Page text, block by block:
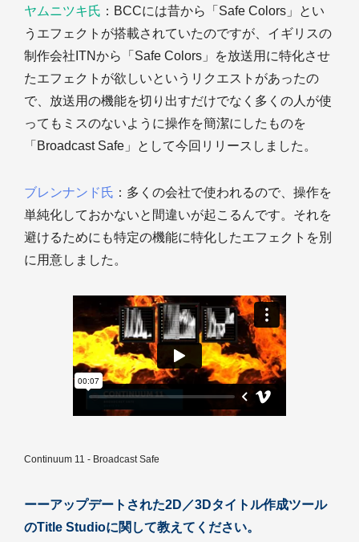
ヤムニツキ氏 ：BCCには昔から「Safe Colors」とい
うエフェクトが搭載されていたのですが、イギリスの
制作会社ITNから「Safe Colors」を放送用に特化させ
たエフェクトが欲しいというリクエストがあったの
で、放送用の機能を切り出すだけでなく多くの人が使
ってもミスのないように操作を簡潔にしたものを
「Broadcast Safe」として今回リリースしました。
ブレンナンド氏 ：多くの会社で使われるので、操作を
単純化しておかないと間違いが起こるんです。それを
避けるためにも特定の機能に特化したエフェクトを別
に用意しました。
Continuum 11 - Broadcast Safe
ーーアップデートされた2D／3Dタイトル作成ツール
のTitle Studioに関して教えてください。